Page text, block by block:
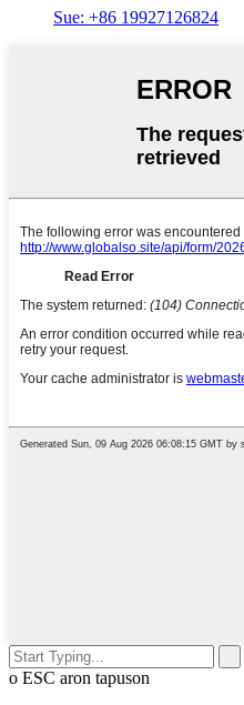
Sue: +86 19927126824
o ESC aron tapuson